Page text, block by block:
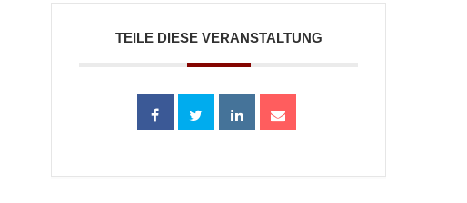
TEILE DIESE VERANSTALTUNG